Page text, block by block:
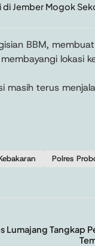
di Jember Mogok
BBM,
lokasi
masih terus
Polres
Lumajang Tangkap